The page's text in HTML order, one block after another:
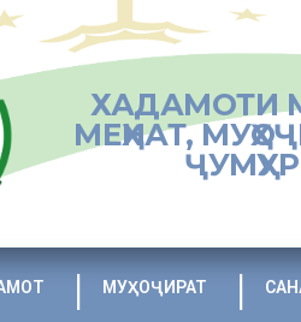
ХАДАМОТИ
МЕҲНАТ,
МУҲОҶИРАТ